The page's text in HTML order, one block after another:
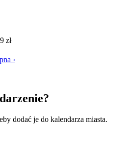
zł
›
dodać je do kalendarza miasta.